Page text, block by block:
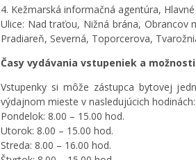
4. Kežmarská informačná agentúra,
Ulice: Nad traťou, Nižná brána, Obrancov
Pradiareň, Severná, Toporcerova,
Časy vydávania vstupeniek a
Vstupenky si môže zástupca bytovej
výdajnom mieste v nasledujúcich hodinách:
Pondelok: 8.00 – 15.00 hod.
Utorok: 8.00 – 15.00 hod.
Streda: 8.00 – 16.00 hod.